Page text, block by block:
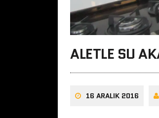
ALETLE SU
16 ARALIK 2016